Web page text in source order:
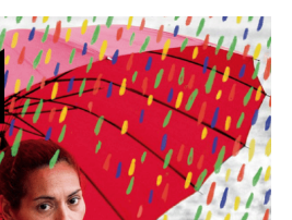
☝️viene con doble tapa, que
chamuyo, a remarla.